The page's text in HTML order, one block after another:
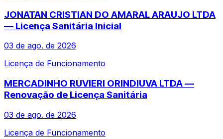
JONATAN CRISTIAN DO AMARAL ARAUJO LTDA
— Licença Sanitária Inicial
03 de ago. de 2026
Licença de Funcionamento
MERCADINHO RUVIERI ORINDIUVA LTDA —
Renovação de Licença Sanitária
03 de ago. de 2026
Licença de Funcionamento